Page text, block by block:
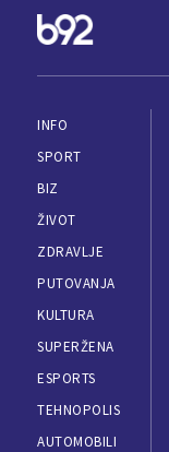
INFO
SPORT
BIZ
ŽIVOT
ZDRAVLJE
PUTOVANJA
KULTURA
SUPERŽENA
ESPORTS
TEHNOPOLIS
AUTOMOBILI